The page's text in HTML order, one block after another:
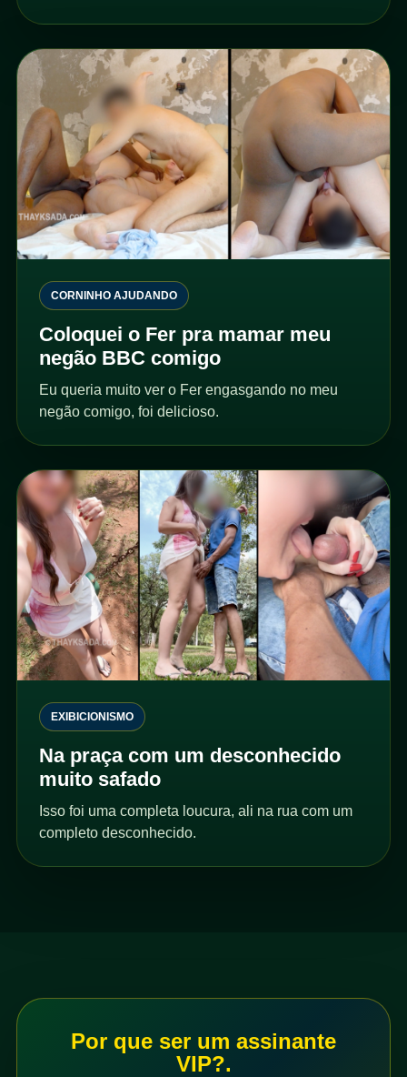
CORNINHO AJUDANDO
Coloquei o Fer pra mamar meu
negão BBC comigo
Eu queria muito ver o Fer engasgando no meu
negão comigo, foi delicioso.
EXIBICIONISMO
Na praça com um desconhecido
muito safado
Isso foi uma completa loucura, ali na rua com um
completo desconhecido.
Por que ser um assinante
VIP?.